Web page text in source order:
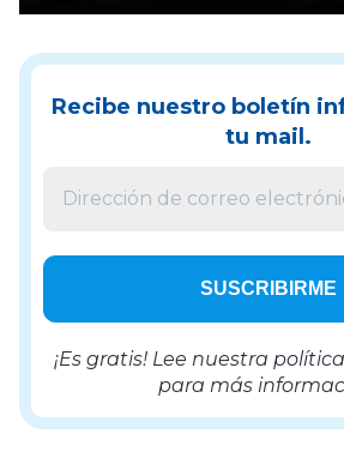
Recibe nuestro boletín
tu mail.
¡Es gratis! Lee nuestra
para más